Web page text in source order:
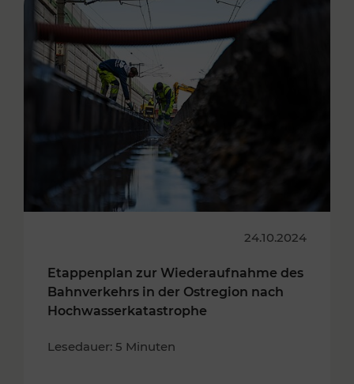
24.10.2024
Etappenplan zur Wiederaufnahme des
Bahnverkehrs in der Ostregion nach
Hochwasserkatastrophe
Lesedauer: 5 Minuten